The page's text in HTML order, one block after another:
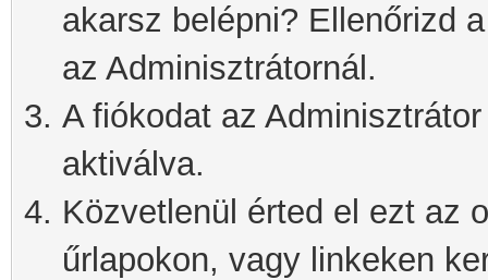
akarsz belépni? Ellenőrizd
az Adminisztrátornál.
A fiókodat az
aktiválva.
Közvetlenül érted el ezt az
űrlapokon, vagy linkeken